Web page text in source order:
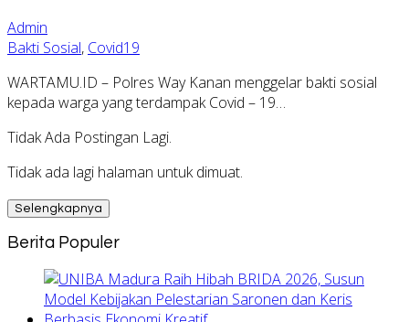
Admin
Bakti Sosial, Covid19
WARTAMU.ID – Polres Way Kanan menggelar bakti sosial
kepada warga yang terdampak Covid – 19…
Tidak Ada Postingan Lagi.
Tidak ada lagi halaman untuk dimuat.
Selengkapnya
Berita Populer